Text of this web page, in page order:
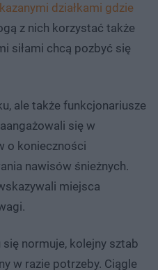
działkami gdzie
z nich korzystać także
siłami chcą pozbyć się
ale także funkcjonariusze
się w
o konieczności
nawisów śnieżnych.
miejsca
normuje, kolejny sztab
w razie potrzeby. Ciągle